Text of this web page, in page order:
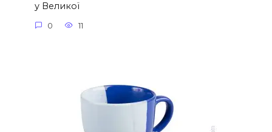
у Великої
0 11